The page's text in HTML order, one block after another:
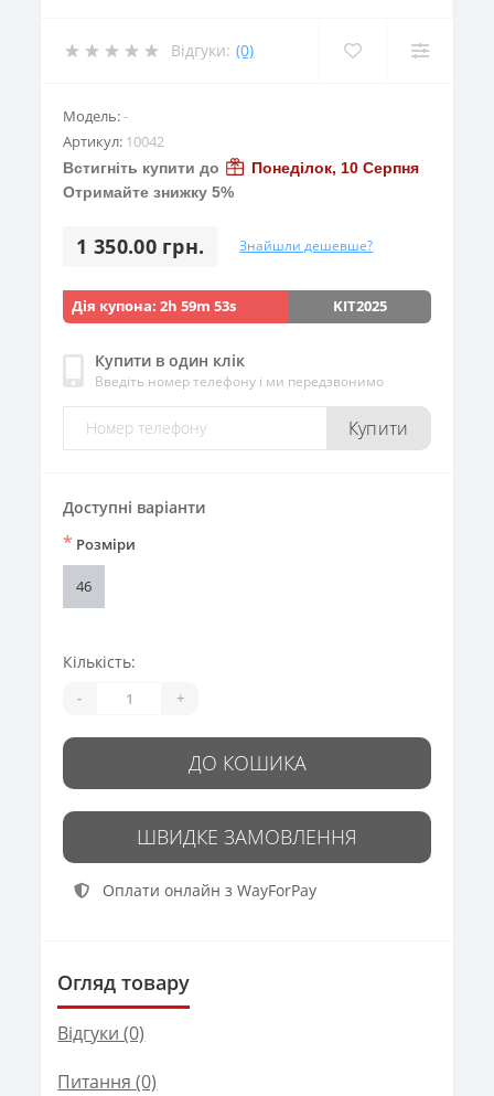
Відгуки: (0)
Модель:-
Артикул: 10042
Встигніть купити до
Понеділок, 10 Серпня
Отримайте знижку 5%
1 350.00 грн. Знайшли дешевше?
Дія купона:2h 59m 53s KIT2025
Купити в один клік
Введіть номер телефону і ми передзвонимо
Купити
Доступні варіанти
* Розміри
46
Кількість:
- +
ДО КОШИКА
ШВИДКЕ ЗАМОВЛЕННЯ
Оплати онлайн з WayForPay
Огляд товару
Відгуки (0)
Питання (0)